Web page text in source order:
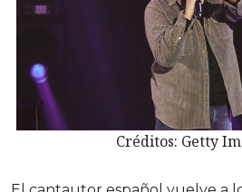
Créditos: Getty